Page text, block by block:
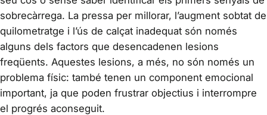
sobrecàrrega. La pressa per millorar, l’augment sobtat de
quilometratge i l’ús de calçat inadequat són només
alguns dels factors que desencadenen lesions
freqüents. Aquestes lesions, a més, no són només un
problema físic: també tenen un component emocional
important, ja que poden frustrar objectius i interrompre
el progrés aconseguit.